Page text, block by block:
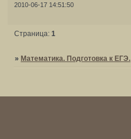
2010-06-17 14:51:50
Страница: 1
»Математика. Подготовка к ЕГЭ.